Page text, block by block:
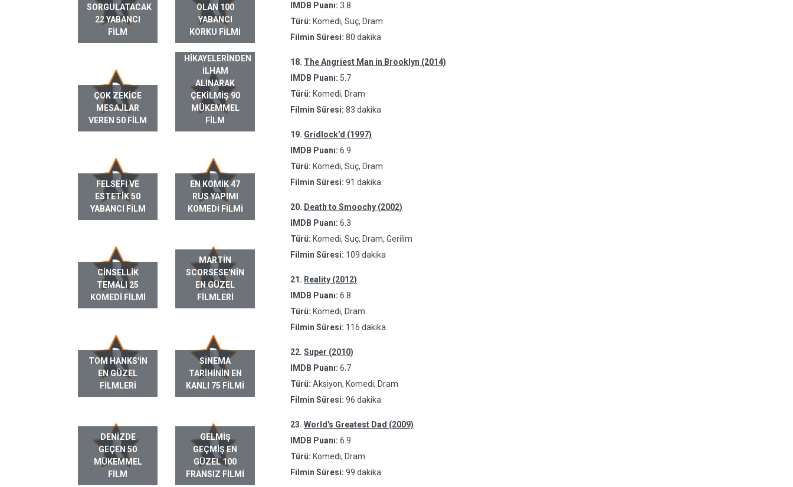
SORGULATACAK
22 YABANCI
FILM
OLAN 100
YABANCI
KORKU FILMI
ÇOK ZEKICE
MESAJLAR
VEREN 50 FILM
GERÇEK HAYAT
HIKAYELERINDEN
ILHAM
ALINARAK
ÇEKILMIŞ 90
MÜKEMMEL
FILM
FELSEFI VE
ESTETIK 50
YABANCI FILM
EN KOMIK 47
RUS YAPIMI
KOMEDI FILMI
CINSELLIK
TEMALI 25
KOMEDI FILMI
MARTIN
SCORSESE'NIN
EN GÜZEL
FILMLERI
TOM HANKS'IN
EN GÜZEL
FILMLERI
SINEMA
TARIHININ EN
KANLI 75 FILMI
DENIZDE
GEÇEN 50
MÜKEMMEL
FILM
GELMIŞ
GEÇMIŞ EN
GÜZEL 100
FRANSIZ FILMI
IMDB Puanı: 3.8
Türü: Komedi, Suç, Dram
Filmin Süresi: 80 dakika
18. The Angriest Man in Brooklyn (2014)
IMDB Puanı: 5.7
Türü: Komedi, Dram
Filmin Süresi: 83 dakika
19. Gridlock'd (1997)
IMDB Puanı: 6.9
Türü: Komedi, Suç, Dram
Filmin Süresi: 91 dakika
20. Death to Smoochy (2002)
IMDB Puanı: 6.3
Türü: Komedi, Suç, Dram, Gerilim
Filmin Süresi: 109 dakika
21. Reality (2012)
IMDB Puanı: 6.8
Türü: Komedi, Dram
Filmin Süresi: 116 dakika
22. Super (2010)
IMDB Puanı: 6.7
Türü: Aksiyon, Komedi, Dram
Filmin Süresi: 96 dakika
23. World's Greatest Dad (2009)
IMDB Puanı: 6.9
Türü: Komedi, Dram
Filmin Süresi: 99 dakika